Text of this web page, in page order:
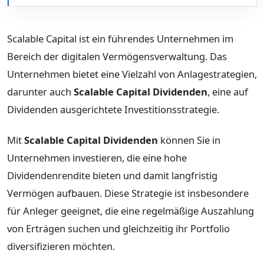
Scalable Capital ist ein führendes Unternehmen im
Bereich der digitalen Vermögensverwaltung. Das
Unternehmen bietet eine Vielzahl von Anlagestrategien,
darunter auch Scalable Capital Dividenden, eine auf
Dividenden ausgerichtete Investitionsstrategie.
MitScalable Capital Dividenden können Sie in
Unternehmen investieren, die eine hohe
Dividendenrendite bieten und damit langfristig
Vermögen aufbauen. Diese Strategie ist insbesondere
für Anleger geeignet, die eine regelmäßige Auszahlung
von Erträgen suchen und gleichzeitig ihr Portfolio
diversifizieren möchten.